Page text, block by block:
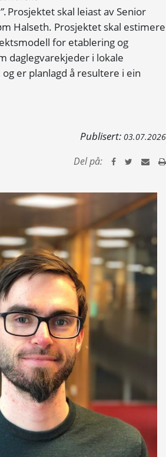
. Prosjektet skal leiast av Senior
Halseth. Prosjektet skal estimere
for etablering og
daglegvarekjeder i lokale
er planlagd å resultere i ein
Publisert: 03.07.2026
Del på: